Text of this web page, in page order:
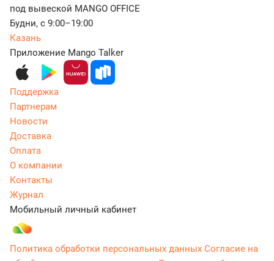
под вывеской MANGO OFFICE
Будни, с 9:00–19:00
Казань
Приложение Mango Talker
Поддержка
Партнерам
Новости
Доставка
Оплата
О компании
Контакты
Журнал
Мобильный личный кабинет
Политика обработки персональных данных Согласие на